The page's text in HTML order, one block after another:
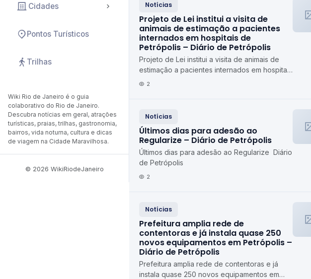
Cidades
Pontos Turísticos
Trilhas
Wiki Rio de Janeiro é o guia
colaborativo do Rio de Janeiro.
Descubra notícias em geral, atrações
turísticas, praias, trilhas, gastronomia,
bairros, vida noturna, cultura e dicas
de viagem na Cidade Maravilhosa.
© 2026 WikiRiodeJaneiro
Notícias
Projeto de Lei institui a visita de
animais de estimação a pacientes
internados em hospitais de
Petrópolis – Diário de Petrópolis
Projeto de Lei institui a visita de animais de
estimação a pacientes internados em hospitais
de Petrópolis Diário de Petrópolis
2
Notícias
Últimos dias para adesão ao
Regularize – Diário de Petrópolis
Últimos dias para adesão ao Regularize Diário
de Petrópolis
2
Notícias
Prefeitura amplia rede de
contentoras e já instala quase 250
novos equipamentos em Petrópolis –
Diário de Petrópolis
Prefeitura amplia rede de contentoras e já
instala quase 250 novos equipamentos em